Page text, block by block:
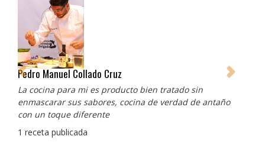
Albert Adrià
Redes sociales:
https://www.instagram.com/enigma_albertadria/
https://www.instagram.com/albertadriaprojects/
3 recetas publicadas